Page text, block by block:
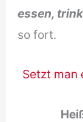
essen,
so fort.
Setzt man
Hei